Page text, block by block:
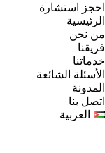
احجز استشارة
الرئيسية
من نحن
فريقنا
خدماتنا
الأسئلة الشائعة
المدونة
اتصل بنا
العربية